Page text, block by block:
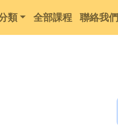
類 全部課程 聯絡我們